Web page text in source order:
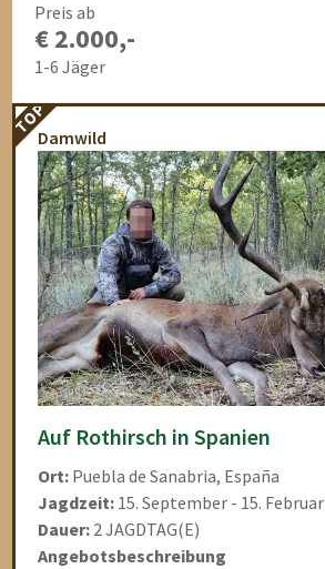
Preis ab
€ 2.000,-
1-6 Jäger
TOP
Damwild
Auf Rothirsch in Spanien
Ort: Puebla de Sanabria, España
Jagdzeit: 15. September - 15. Februar
Dauer: 2 JAGDTAG(E)
Angebotsbeschreibung